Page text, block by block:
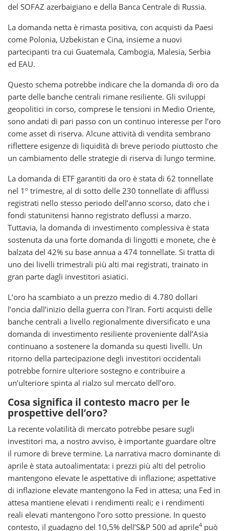
del SOFAZ azerbaigiano e della Banca Centrale di Russia.
La domanda netta è rimasta positiva, con acquisti da Paesi
come Polonia, Uzbekistan e Cina, insieme a nuovi
partecipanti tra cui Guatemala, Cambogia, Malesia, Serbia
ed EAU.
Questo schema potrebbe indicare che la domanda di oro da
parte delle banche centrali rimane resiliente. Gli sviluppi
geopolitici in corso, comprese le tensioni in Medio Oriente,
sono andati di pari passo con un continuo interesse per l’oro
come asset di riserva. Alcune attività di vendita sembrano
riflettere esigenze di liquidità di breve periodo piuttosto che
un cambiamento delle strategie di riserva di lungo termine.
La domanda di ETF garantiti da oro è stata di 62 tonnellate
nel 1º trimestre, al di sotto delle 230 tonnellate di afflussi
registrati nello stesso periodo dell’anno scorso, dato che i
fondi statunitensi hanno registrato deflussi a marzo.
Tuttavia, la domanda di investimento complessiva è stata
sostenuta da una forte domanda di lingotti e monete, che è
balzata del 42% su base annua a 474 tonnellate. Si tratta di
uno dei livelli trimestrali più alti mai registrati, trainato in
gran parte dagli investitori asiatici.
L’oro ha scambiato a un prezzo medio di 4.780 dollari
l’oncia dall’inizio della guerra con l’Iran. Forti acquisti delle
banche centrali a livello regionalmente diversificato e una
domanda di investimento resiliente proveniente dall’Asia
continuano a sostenere la domanda su questi livelli. Un
ritorno della partecipazione degli investitori occidentali
potrebbe fornire ulteriore sostegno e contribuire a
un’ulteriore spinta al rialzo sul mercato dell’oro.
Cosa significa il contesto macro per le
prospettive dell’oro?
La recente volatilità di mercato potrebbe pesare sugli
investitori ma, a nostro avviso, è importante guardare oltre
il rumore di breve termine. La narrativa macro dominante di
aprile è stata autoalimentata: i prezzi più alti del petrolio
mantengono elevate le aspettative di inflazione; aspettative
di inflazione elevate mantengono la Fed in attesa; una Fed in
attesa mantiene elevati i rendimenti reali; e i rendimenti
reali elevati mantengono l’oro sotto pressione. In questo
contesto, il guadagno del 10,5% dell’S&P 500 ad aprile4 può